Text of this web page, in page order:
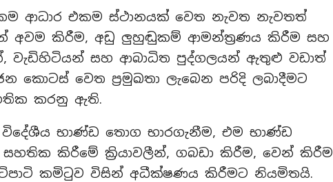
ආධාර එකම ස්ථානයක් වෙත නැවත නැවතත්
අවම කිරීම, අඩු ලුහුඬුකම් ආමන්ත්‍රණය කිරීම සහ
වැඩිහිටියන් සහ ආබාධිත පුද්ගලයන් ඇතුළු වඩාත්
කොටස් වෙත ප්‍රමුඛතා ලැබෙන පරිදි ලබාදීමට
කරනු ඇති.
විදේශීය භාණ්ඩ තොග භාරගැනීම, එම භාණ්ඩ
කිරීමේ ක්‍රියාවලීන්, ගබඩා කිරීම, වෙන් කිරීම
පටිපාටි කමිටුව විසින් අධීක්ෂණය කිරීමට නියමිතයි.